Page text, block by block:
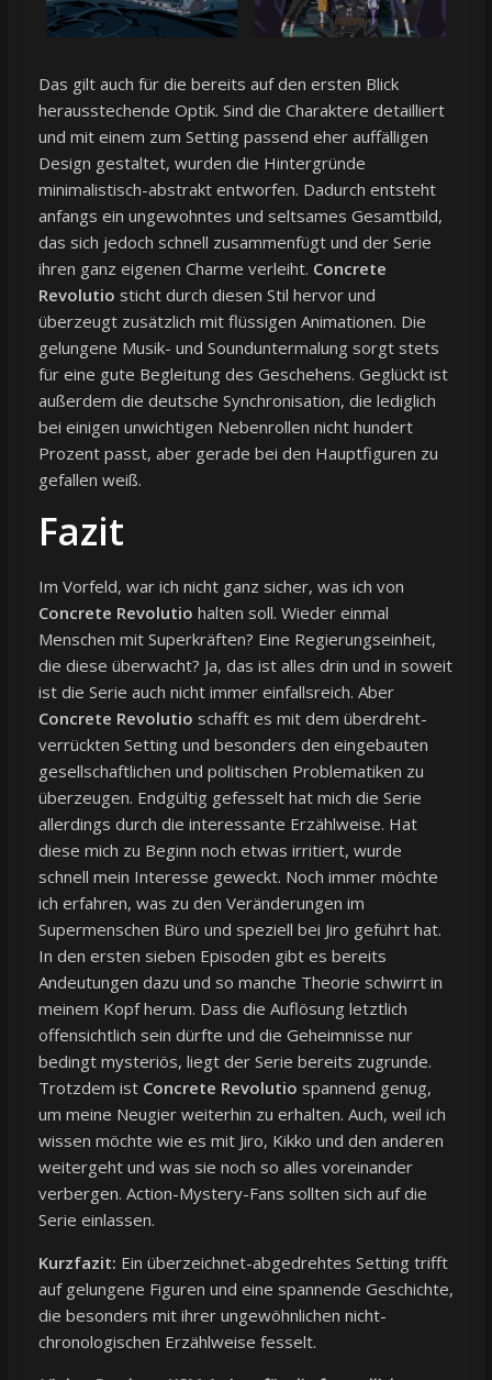
Das gilt auch für die bereits auf den ersten Blick
herausstechende Optik. Sind die Charaktere detailliert
und mit einem zum Setting passend eher auffälligen
Design gestaltet, wurden die Hintergründe
minimalistisch-abstrakt entworfen. Dadurch entsteht
anfangs ein ungewohntes und seltsames Gesamtbild,
das sich jedoch schnell zusammenfügt und der Serie
ihren ganz eigenen Charme verleiht. Concrete
Revolutio sticht durch diesen Stil hervor und
überzeugt zusätzlich mit flüssigen Animationen. Die
gelungene Musik- und Sounduntermalung sorgt stets
für eine gute Begleitung des Geschehens. Geglückt ist
außerdem die deutsche Synchronisation, die lediglich
bei einigen unwichtigen Nebenrollen nicht hundert
Prozent passt, aber gerade bei den Hauptfiguren zu
gefallen weiß.
Fazit
Im Vorfeld, war ich nicht ganz sicher, was ich von
Concrete Revolutio halten soll. Wieder einmal
Menschen mit Superkräften? Eine Regierungseinheit,
die diese überwacht? Ja, das ist alles drin und in soweit
ist die Serie auch nicht immer einfallsreich. Aber
Concrete Revolutio schafft es mit dem überdreht-
verrückten Setting und besonders den eingebauten
gesellschaftlichen und politischen Problematiken zu
überzeugen. Endgültig gefesselt hat mich die Serie
allerdings durch die interessante Erzählweise. Hat
diese mich zu Beginn noch etwas irritiert, wurde
schnell mein Interesse geweckt. Noch immer möchte
ich erfahren, was zu den Veränderungen im
Supermenschen Büro und speziell bei Jiro geführt hat.
In den ersten sieben Episoden gibt es bereits
Andeutungen dazu und so manche Theorie schwirrt in
meinem Kopf herum. Dass die Auflösung letztlich
offensichtlich sein dürfte und die Geheimnisse nur
bedingt mysteriös, liegt der Serie bereits zugrunde.
Trotzdem ist Concrete Revolutio spannend genug,
um meine Neugier weiterhin zu erhalten. Auch, weil ich
wissen möchte wie es mit Jiro, Kikko und den anderen
weitergeht und was sie noch so alles voreinander
verbergen. Action-Mystery-Fans sollten sich auf die
Serie einlassen.
Kurzfazit: Ein überzeichnet-abgedrehtes Setting trifft
auf gelungene Figuren und eine spannende Geschichte,
die besonders mit ihrer ungewöhnlichen nicht-
chronologischen Erzählweise fesselt.